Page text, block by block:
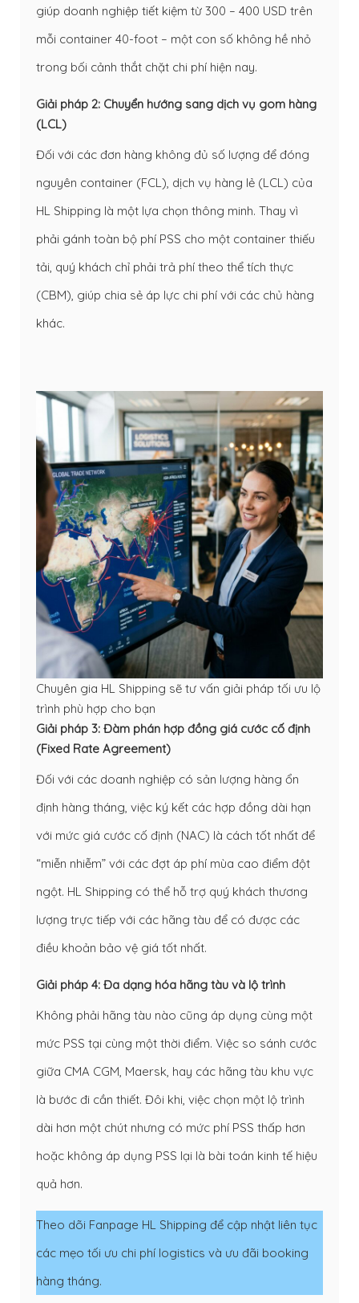
giúp doanh nghiệp tiết kiệm từ 300 – 400 USD trên
mỗi container 40-foot – một con số không hề nhỏ
trong bối cảnh thắt chặt chi phí hiện nay.
Giải pháp 2: Chuyển hướng sang dịch vụ gom hàng
(LCL)
Đối với các đơn hàng không đủ số lượng để đóng
nguyên container (FCL), dịch vụ hàng lẻ (LCL) của
HL Shipping là một lựa chọn thông minh. Thay vì
phải gánh toàn bộ phí PSS cho một container thiếu
tải, quý khách chỉ phải trả phí theo thể tích thực
(CBM), giúp chia sẻ áp lực chi phí với các chủ hàng
khác.
Chuyên gia HL Shipping sẽ tư vấn giải pháp tối ưu lộ
trình phù hợp cho bạn
Giải pháp 3: Đàm phán hợp đồng giá cước cố định
(Fixed Rate Agreement)
Đối với các doanh nghiệp có sản lượng hàng ổn
định hàng tháng, việc ký kết các hợp đồng dài hạn
với mức giá cước cố định (NAC) là cách tốt nhất để
“miễn nhiễm” với các đợt áp phí mùa cao điểm đột
ngột. HL Shipping có thể hỗ trợ quý khách thương
lượng trực tiếp với các hãng tàu để có được các
điều khoản bảo vệ giá tốt nhất.
Giải pháp 4: Đa dạng hóa hãng tàu và lộ trình
Không phải hãng tàu nào cũng áp dụng cùng một
mức PSS tại cùng một thời điểm. Việc so sánh cước
giữa CMA CGM, Maersk, hay các hãng tàu khu vực
là bước đi cần thiết. Đôi khi, việc chọn một lộ trình
dài hơn một chút nhưng có mức phí PSS thấp hơn
hoặc không áp dụng PSS lại là bài toán kinh tế hiệu
quả hơn.
Theo dõi Fanpage HL Shipping để cập nhật liên tục
các mẹo tối ưu chi phí logistics và ưu đãi booking
hàng tháng.